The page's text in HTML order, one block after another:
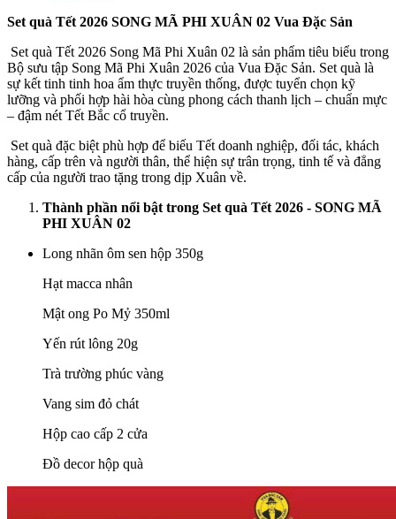
Set quà Tết 2026 SONG MÃ PHI XUÂN 02 Vua Đặc Sản
Set quà Tết 2026 Song Mã Phi Xuân 02 là sản phẩm tiêu biểu trong
Bộ sưu tập Song Mã Phi Xuân 2026 của Vua Đặc Sản. Set quà là
sự kết tinh tinh hoa ẩm thực truyền thống, được tuyển chọn kỹ
lưỡng và phối hợp hài hòa cùng phong cách thanh lịch – chuẩn mực
– đậm nét Tết Bắc cổ truyền.
Set quà đặc biệt phù hợp để biếu Tết doanh nghiệp, đối tác, khách
hàng, cấp trên và người thân, thể hiện sự trân trọng, tinh tế và đẳng
cấp của người trao tặng trong dịp Xuân về.
Thành phần nổi bật trong Set quà Tết 2026 - SONG MÃ
PHI XUÂN 02
Long nhãn ôm sen hộp 350g
Hạt macca nhân
Mật ong Po Mỷ 350ml
Yến rút lông 20g
Trà trường phúc vàng
Vang sim đỏ chát
Hộp cao cấp 2 cửa
Đồ decor hộp quà